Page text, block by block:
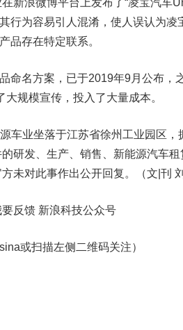
新浪微博平台上发布了“凌宝汽车
行为容易引人混淆，使人误认为
品存在特定联系。
名方案，已于2019年9月公布，
规模宣传，投入了大量成本。
业坐落于江苏省徐州工业园区，
研发、生产、销售、新能源汽车
未对此事作出公开回复。（文|刊 刘
反馈 新浪科技公众号
或扫描左侧二维码关注）